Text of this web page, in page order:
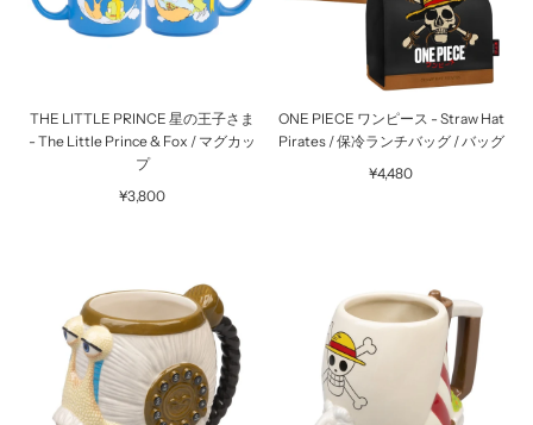
THE LITTLE PRINCE 星の王子さま
- The Little Prince & Fox / マグカッ
プ
¥3,800
ONE PIECE ワンピース - Straw Hat
Pirates / 保冷ランチバッグ / バッグ
¥4,480